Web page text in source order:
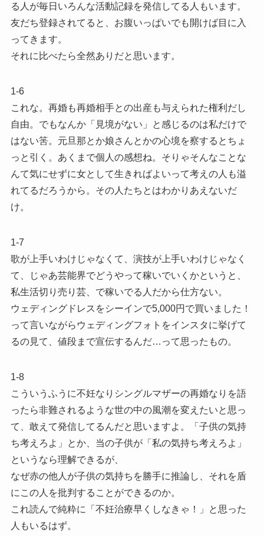
る人が毎日いろんな活動記録を発信してる人もいます。
友だち登録されてると、お腹いっぱいでも開けば目に入
ってきます。
それに比べたら全然ありだと思います。
1-6
これな。再婚も再婚相手との出産も与えられた権利だし
自由。でもなんか「見境がない」と感じるのは私だけで
はない筈。元旦那とか娘さんとかの心境を察するとちょ
っと引く。あくまで個人の感想ね。そりゃそんなことな
んて気にせずに女として生きればよいって考えの人も溢
れてるだろうから。その人たちとはわかりあえないだ
け。
1-7
歌が上手いわけじゃなくて、演技が上手いわけじゃなく
て、じゃあ芸能界でどうやって稼いでいくかというと、
私生活切り売り芸、で稼いでる人だから仕方ない。
ウェディングドレスをシーインで5,000円で買いました！
って言いながらウェディングフォトをインスタに挙げて
るの見て、値段まで宣伝するんだ…って思ったもの。
1-8
こういうふうに不妊なりシングルマザーの再婚なりを語
ったら非難されるような世の中の風潮を変えたいと思っ
て、敢えて発信してるんだと思いますよ。「子供の気持
ち考えろよ」とか、当の子供が「私の気持ち考えろよ」
というなら理解できるが、
なぜ赤の他人が子供の気持ちを勝手に推論し、それを盾
にこの人を批判することができるのか。
これ読んで純粋に「不妊治療早くしなきゃ！」と思った
人もいるはず。